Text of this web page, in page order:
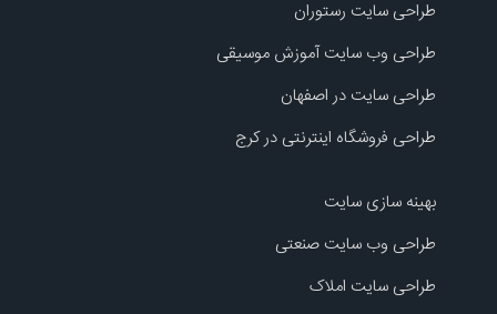
طراحی سایت رستوران
طراحی وب سایت آموزش موسیقی
طراحی سایت در اصفهان
طراحی فروشگاه اینترنتی در کرج
بهینه سازی سایت
طراحی وب سایت صنعتی
طراحی سایت املاک